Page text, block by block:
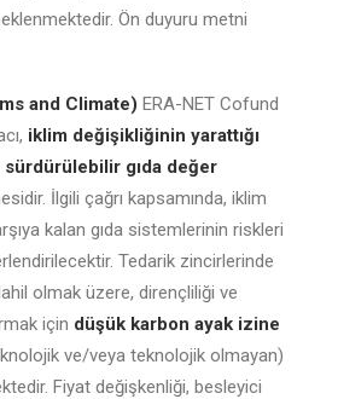
Ön duyuru metni
and Climate) ERA-NET Cofund
iklim değişikliğinin yarattığı
gıda değer
İlgili çağrı kapsamında, iklim
kalan gıda sistemlerinin riskleri
Tedarik zincirlerinde
olmak üzere, dirençliliği ve
için düşük karbon ayak izine
ve/veya teknolojik olmayan)
Fiyat değişkenliği, besleyici